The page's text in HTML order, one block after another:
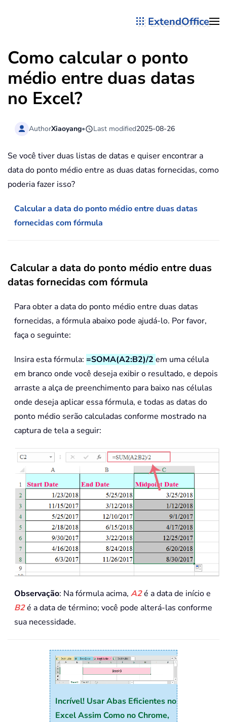
ExtendOffice
Como calcular o ponto
médio entre duas datas
no Excel?
AuthorXiaoyang• Last modified2025-08-26
Se você tiver duas listas de datas e quiser encontrar a
data do ponto médio entre as duas datas fornecidas, como
poderia fazer isso?
Calcular a data do ponto médio entre duas datas
fornecidas com fórmula
Calcular a data do ponto médio entre duas
datas fornecidas com fórmula
Para obter a data do ponto médio entre duas datas
fornecidas, a fórmula abaixo pode ajudá-lo. Por favor,
faça o seguinte:
Insira esta fórmula: =SOMA(A2:B2)/2 em uma célula
em branco onde você deseja exibir o resultado, e depois
arraste a alça de preenchimento para baixo nas células
onde deseja aplicar essa fórmula, e todas as datas do
ponto médio serão calculadas conforme mostrado na
captura de tela a seguir:
Observação: Na fórmula acima, A2é a data de início e
B2é a data de término; você pode alterá-las conforme
sua necessidade.
Incrível! Usar Abas Eficientes no
Excel Assim Como no Chrome,